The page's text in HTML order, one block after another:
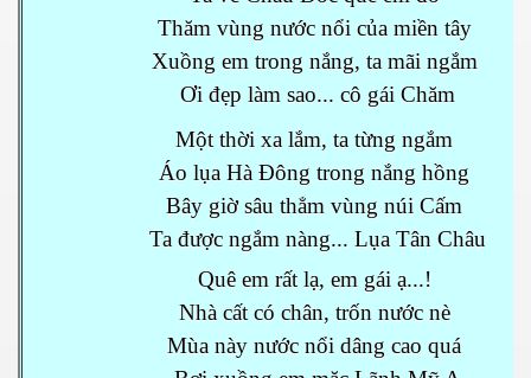
Thăm vùng nước nổi của miền tây
Xuồng em trong nắng, ta mãi ngắm
Ơi đẹp làm sao... cô gái Chăm
Một thời xa lắm, ta từng ngắm
Áo lụa Hà Đông trong nắng hồng
Bây giờ sâu thẳm vùng núi Cấm
Ta được ngắm nàng... Lụa Tân Châu
Quê em rất lạ, em gái ạ...!
Nhà cất có chân, trốn nước nè
Mùa này nước nổi dâng cao quá